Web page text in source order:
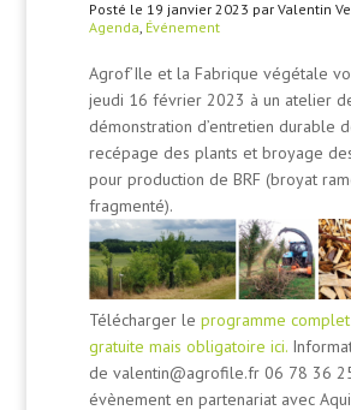
Posté le 19 janvier 2023 par Valentin
Agenda, Événement
Agrof’Ile et la Fabrique végétale
jeudi 16 février 2023 à un atelier
démonstration d’entretien durable
recépage des plants et broyage
pour production de BRF (broyat
fragmenté).
Télécharger leprogramme complet
gratuite mais obligatoire ici.
de valentin@agrofile.fr 06 78 36
évènement en partenariat avec